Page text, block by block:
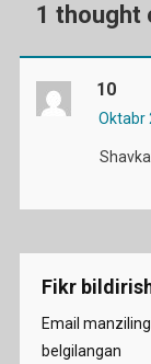
1 thought
10
Oktabr
Fikr
Email
belgilangan